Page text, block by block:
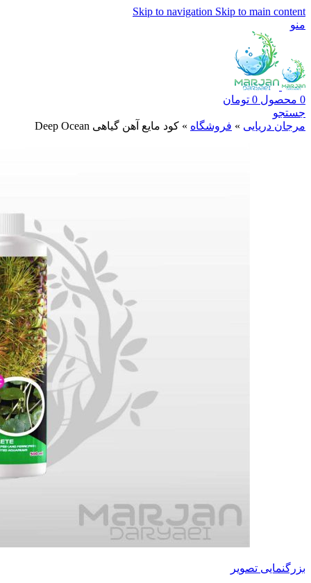
Skip to navigation Skip to main content
منو
0 محصول 0 تومان
جستجو
مرجان دریایی » فروشگاه » کود مایع آهن گیاهی Deep Ocean
بزرگنمایی تصویر